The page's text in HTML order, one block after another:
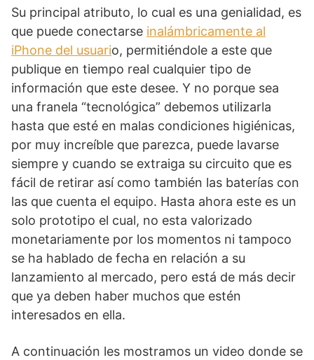
Su principal atributo, lo cual es una genialidad, es
que puede conectarse inalámbricamente al
iPhone del usuario, permitiéndole a este que
publique en tiempo real cualquier tipo de
información que este desee. Y no porque sea
una franela “tecnológica” debemos utilizarla
hasta que esté en malas condiciones higiénicas,
por muy increíble que parezca, puede lavarse
siempre y cuando se extraiga su circuito que es
fácil de retirar así como también las baterías con
las que cuenta el equipo. Hasta ahora este es un
solo prototipo el cual, no esta valorizado
monetariamente por los momentos ni tampoco
se ha hablado de fecha en relación a su
lanzamiento al mercado, pero está de más decir
que ya deben haber muchos que estén
interesados en ella.
A continuación les mostramos un video donde se